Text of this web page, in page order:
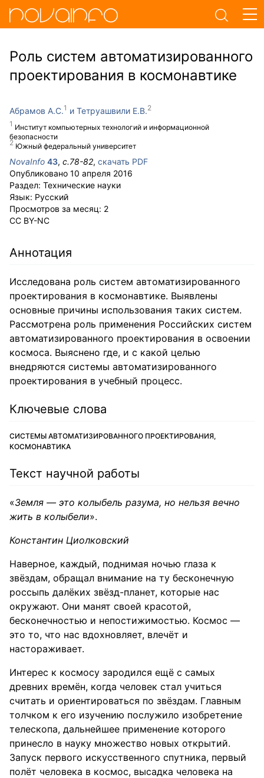
Роль систем автоматизированного
проектирования в космонавтике
Абрамов А.С.
Институт компьютерных технологий и информационной
безопасности
Тетруашвили Е.В.
Южный федеральный университет
NovaInfo 43, с.78-82, скачать PDF
Опубликовано 10 апреля 2016
Раздел: Технические науки
Язык: Русский
Просмотров за месяц: 2
CC BY-NC
Аннотация
Исследована роль систем автоматизированного
проектирования в космонавтике. Выявлены
основные причины использования таких систем.
Рассмотрена роль применения Российских систем
автоматизированного проектирования в освоении
космоса. Выяснено где, и с какой целью
внедряются системы автоматизированного
проектирования в учебный процесс.
Ключевые слова
СИСТЕМЫ АВТОМАТИЗИРОВАННОГО ПРОЕКТИРОВАНИЯ,
КОСМОНАВТИКА
Текст научной работы
«Земля — это колыбель разума, но нельзя вечно
жить в колыбели».
Константин Циолковский
Наверное, каждый, поднимая ночью глаза к
звёздам, обращал внимание на ту бесконечную
россыпь далёких звёзд-планет, которые нас
окружают. Они манят своей красотой,
бесконечностью и непостижимостью. Космос —
это то, что нас вдохновляет, влечёт и
настораживает.
Интерес к космосу зародился ещё с самых
древних времён, когда человек стал учиться
считать и ориентироваться по звёздам. Главным
толчком к его изучению послужило изобретение
телескопа, дальнейшее применение которого
принесло в науку множество новых открытий.
Запуск первого искусственного спутника, первый
полёт человека в космос, высадка человека на